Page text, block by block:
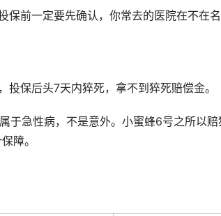
保前一定要先确认，你常去的医院在不在
，投保后头7天内猝死，拿不到猝死赔偿金。
于急性病，不是意外。小蜜蜂6号之所以赔
障。